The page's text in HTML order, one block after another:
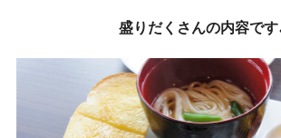
盛りだくさんの内容で